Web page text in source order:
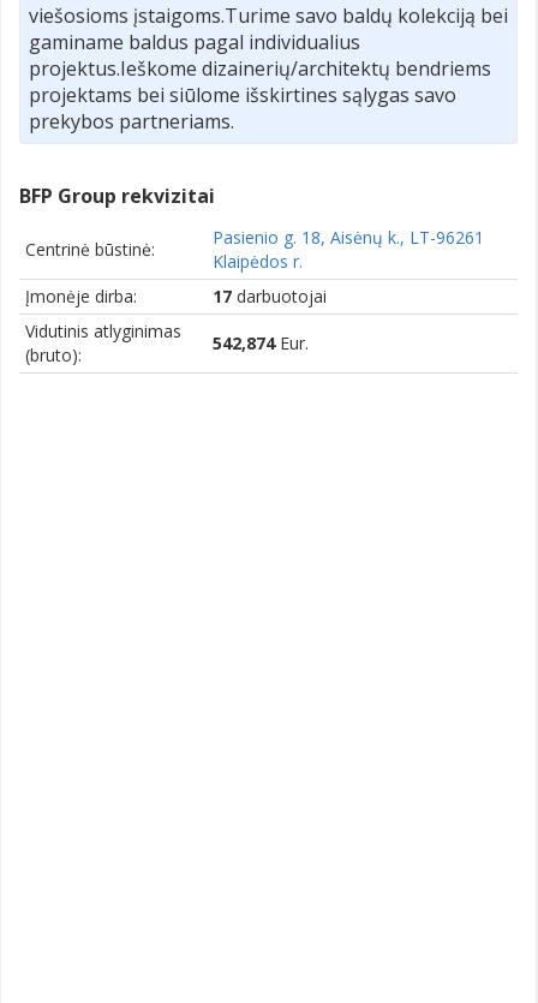
viešosioms įstaigoms.Turime savo baldų kolekciją bei
gaminame baldus pagal individualius
projektus.Ieškome dizainerių/architektų bendriems
projektams bei siūlome išskirtines sąlygas savo
prekybos partneriams.
BFP Group rekvizitai
Centrinė būstinė:
Pasienio g. 18, Aisėnų k., LT-96261
Klaipėdos r.
Įmonėje dirba:
17 darbuotojai
Vidutinis atlyginimas
(bruto):
542,874Eur.